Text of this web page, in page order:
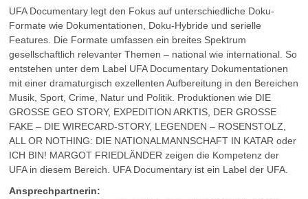
UFA Documentary legt den Fokus auf unterschiedliche Doku-
Formate wie Dokumentationen, Doku-Hybride und serielle
Features. Die Formate umfassen ein breites Spektrum
gesellschaftlich relevanter Themen – national wie international. So
entstehen unter dem Label UFA Documentary Dokumentationen
mit einer dramaturgisch exzellenten Aufbereitung in den Bereichen
Musik, Sport, Crime, Natur und Politik. Produktionen wie DIE
GROSSE GEO STORY, EXPEDITION ARKTIS, DER GROSSE
FAKE – DIE WIRECARD-STORY, LEGENDEN – ROSENSTOLZ,
ALL OR NOTHING: DIE NATIONALMANNSCHAFT IN KATAR oder
ICH BIN! MARGOT FRIEDLÄNDER zeigen die Kompetenz der
UFA in diesem Bereich. UFA Documentary ist ein Label der UFA.
Ansprechpartnerin: